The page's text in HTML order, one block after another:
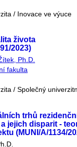
/ Inovace ve výuce
života
2023)
Ph.D.
fakulta
/ Společný
trhů
jejich disparit -
(MUNI/A/1134/